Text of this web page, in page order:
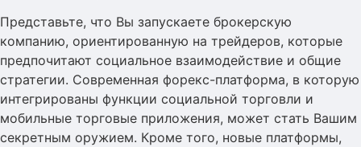
Представьте, что Вы запускаете брокерскую
компанию, ориентированную на трейдеров, которые
предпочитают социальное взаимодействие и общие
стратегии. Современная форекс-платформа, в которую
интегрированы функции социальной торговли и
мобильные торговые приложения, может стать Вашим
секретным оружием. Кроме того, новые платформы,